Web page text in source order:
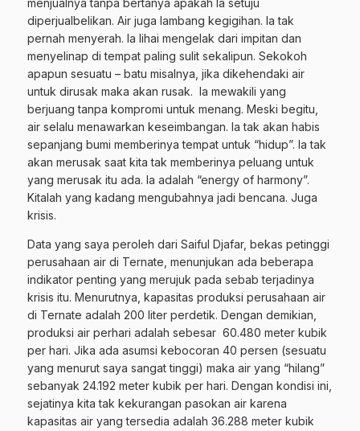
menjualnya tanpa bertanya apakah Ia setuju
diperjualbelikan. Air juga lambang kegigihan. Ia tak
pernah menyerah. Ia lihai mengelak dari impitan dan
menyelinap di tempat paling sulit sekalipun. Sekokoh
apapun sesuatu – batu misalnya, jika dikehendaki air
untuk dirusak maka akan rusak. Ia mewakili yang
berjuang tanpa kompromi untuk menang. Meski begitu,
air selalu menawarkan keseimbangan. Ia tak akan habis
sepanjang bumi memberinya tempat untuk “hidup”. Ia tak
akan merusak saat kita tak memberinya peluang untuk
yang merusak itu ada. Ia adalah “energy of harmony”.
Kitalah yang kadang mengubahnya jadi bencana. Juga
krisis.
Data yang saya peroleh dari Saiful Djafar, bekas petinggi
perusahaan air di Ternate, menunjukan ada beberapa
indikator penting yang merujuk pada sebab terjadinya
krisis itu. Menurutnya, kapasitas produksi perusahaan air
di Ternate adalah 200 liter perdetik. Dengan demikian,
produksi air perhari adalah sebesar 60.480 meter kubik
per hari. Jika ada asumsi kebocoran 40 persen (sesuatu
yang menurut saya sangat tinggi) maka air yang “hilang”
sebanyak 24.192 meter kubik per hari. Dengan kondisi ini,
sejatinya kita tak kekurangan pasokan air karena
kapasitas air yang tersedia adalah 36.288 meter kubik